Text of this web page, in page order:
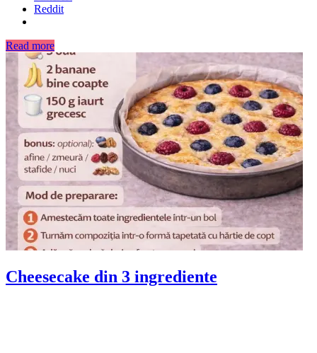
Reddit
Read more
Cheesecake din 3 ingrediente